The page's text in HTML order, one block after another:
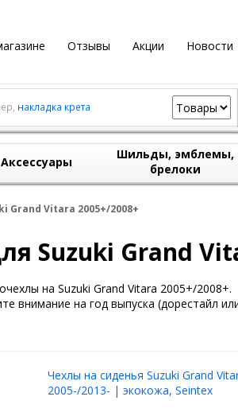
Отзывы Акции Новости
накладка крета
Аксессуары
Шильды, эмблемы,
брелоки
Grand Vitara 2005+/2008+
Suzuki Grand
на Suzuki Grand Vitara 2005+/2008+.
внимание на год выпуска (дорестайл
Чехлы на сиденья Suzuki Grand
2005-/2013- | экокожа, Seintex